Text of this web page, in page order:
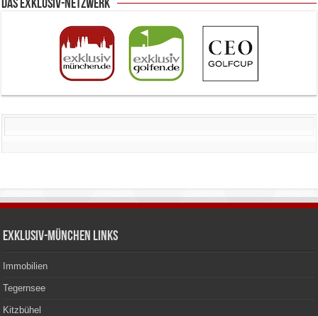
Das Exklusiv-Netzwerk
Exklusiv-München Links
Immobilien
Tegernsee
Kitzbühel